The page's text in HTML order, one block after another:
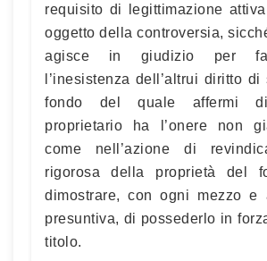
requisito di legittimazione
oggetto della controversia,
agisce in giudizio per
l’inesistenza dell’altrui diritto
fondo del quale affermi
proprietario ha l’onere non
come nell’azione di
rigorosa della proprietà del
dimostrare, con ogni mezzo e
presuntiva, di possederlo in
titolo.